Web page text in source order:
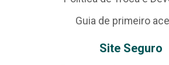
Guia de primeiro
Site Seguro